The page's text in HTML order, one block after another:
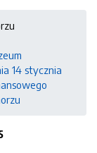
14 stycznia